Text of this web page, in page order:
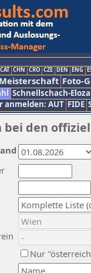
CAT CHN CRO CZE DEN ENG
Meisterschaft Foto-
Schnellschach-
anmelden: AUT FIDE
den
Nur